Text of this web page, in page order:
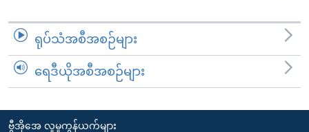
ရုပ်သံအစီအစဉ်များ
ရေဒီယိုအစီအစဉ်များ
ဗွီအိုအေ လူမှုကွန်ယက်များ